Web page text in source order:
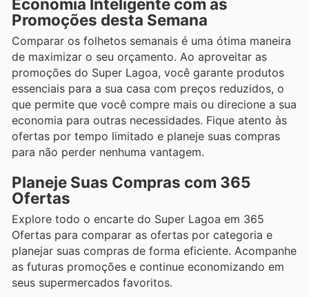
Economia Inteligente com as
Promoções desta Semana
Comparar os folhetos semanais é uma ótima maneira
de maximizar o seu orçamento. Ao aproveitar as
promoções do Super Lagoa, você garante produtos
essenciais para a sua casa com preços reduzidos, o
que permite que você compre mais ou direcione a sua
economia para outras necessidades. Fique atento às
ofertas por tempo limitado e planeje suas compras
para não perder nenhuma vantagem.
Planeje Suas Compras com 365
Ofertas
Explore todo o encarte do Super Lagoa em 365
Ofertas para comparar as ofertas por categoria e
planejar suas compras de forma eficiente. Acompanhe
as futuras promoções e continue economizando em
seus supermercados favoritos.